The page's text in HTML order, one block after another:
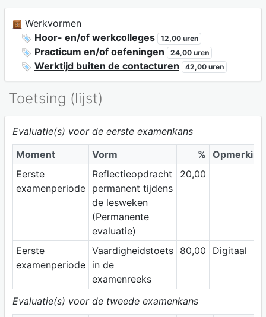
Werkvormen
Hoor- en/of werkcolleges
12,00 uren
Practicum en/of oefeningen 24,00 uren
Werktijd buiten de contacturen 42,00 uren
Toetsing (lijst)
Evaluatie(s) voor de eerste examenkans
Moment
Vorm % Opmerking
Eerste
examenperiode
Reflectieopdracht
permanent tijdens
de lesweken
(Permanente
evaluatie)
20,00
Eerste
examenperiode
Vaardigheidstoets
in de
examenreeks
80,00 Digitaal
Evaluatie(s) voor de tweede examenkans